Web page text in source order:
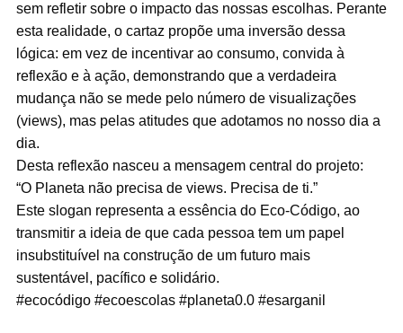
sem refletir sobre o impacto das nossas escolhas. Perante
esta realidade, o cartaz propõe uma inversão dessa
lógica: em vez de incentivar ao consumo, convida à
reflexão e à ação, demonstrando que a verdadeira
mudança não se mede pelo número de visualizações
(views), mas pelas atitudes que adotamos no nosso dia a
dia.
Desta reflexão nasceu a mensagem central do projeto:
“O Planeta não precisa de views. Precisa de ti.”
Este slogan representa a essência do Eco-Código, ao
transmitir a ideia de que cada pessoa tem um papel
insubstituível na construção de um futuro mais
sustentável, pacífico e solidário.
#ecocódigo #ecoescolas #planeta0.0 #esarganil